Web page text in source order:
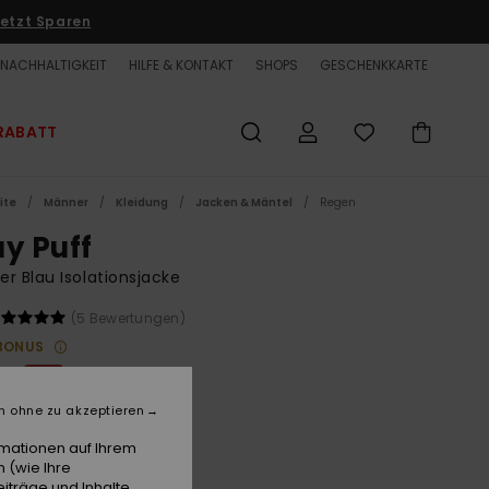
Sparen
NACHHALTIGKEIT HILFE & KONTAKT SHOPS GESCHENKKARTE
Männer Kleidung Jacken & Mäntel Regen
Puff
Blau Isolationsjacke
(5 Bewertungen)
€
RABATT EXTRA 25 %
auf Ihrem
(wie Ihre
ohne zu akzeptieren